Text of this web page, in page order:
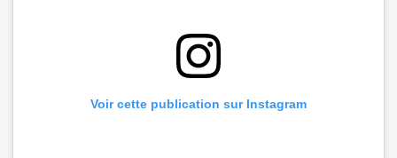
Voir cette publication sur Instagram